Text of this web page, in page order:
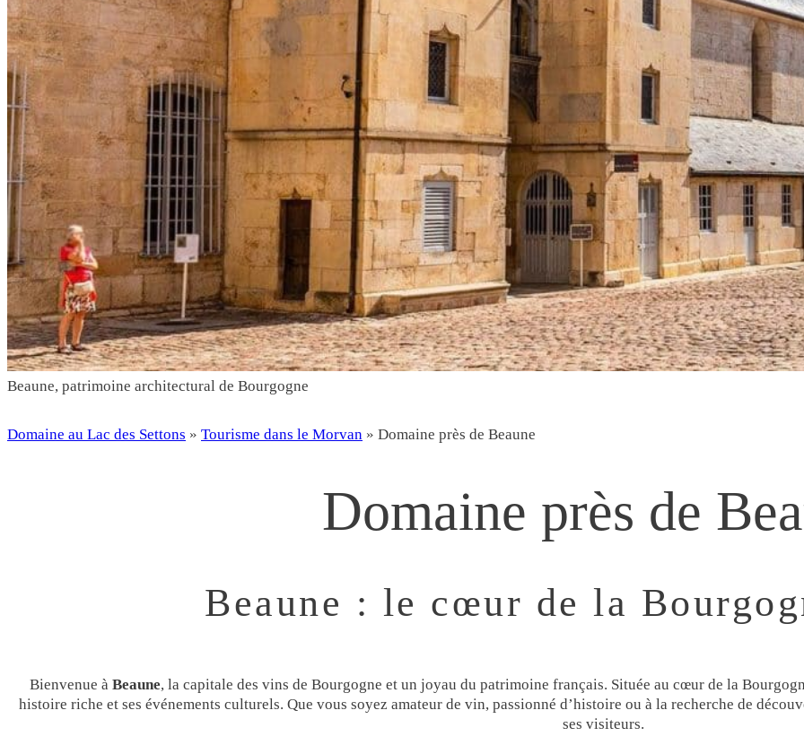
Beaune, patrimoine architectural de Bourgogne
Domaine au Lac des Settons » Tourisme dans le Morvan » Domaine près de Beaune
Domaine près de
Beaune : le cœur de la
Bienvenue à Beaune, la capitale des vins de Bourgogne et un joyau du patrimoine français. Située au cœur de la
histoire riche et ses événements culturels. Que vous soyez amateur de vin, passionné d’histoire ou à la recherche de
ses visiteurs.